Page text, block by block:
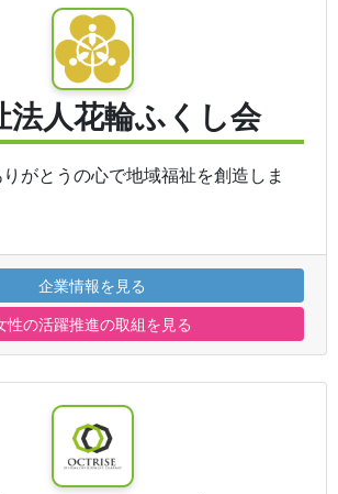
法人花輪ふくし会
がとうの心で地域福祉を創造しま
企業情報を見る
性の活躍推進の取組を見る